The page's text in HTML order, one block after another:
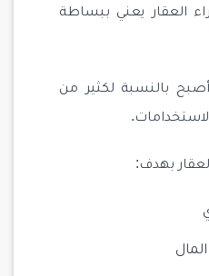
العقار يعني ببساطة
أصبح بالنسبة لكثير من
بهدف: